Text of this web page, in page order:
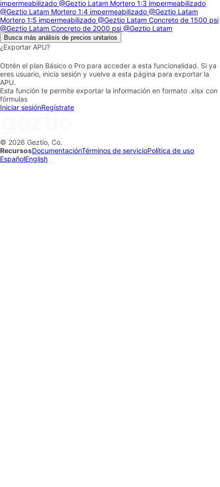
impermeabilizado @Geztio Latam Mortero 1:3 impermeabilizado
@Geztio Latam Mortero 1:4 impermeabilizado @Geztio Latam
Mortero 1:5 impermeabilizado @Geztio Latam Concreto de 1500 psi
@Geztio Latam Concreto de 2000 psi @Geztio Latam
Busca más análisis de precios unitarios
¿Exportar APU?
Obtén el plan Básico o Pro para acceder a esta funcionalidad. Si ya
eres usuario, inicia sesión y vuelve a esta página para exportar la
APU.
Esta función te permite exportar la información en formato .xlsx con
fórmulas
Iniciar sesiónRegístrate
© 2026 Geztio, Co.
RecursosDocumentaciónTérminos de servicioPolítica de uso
EspañolEnglish